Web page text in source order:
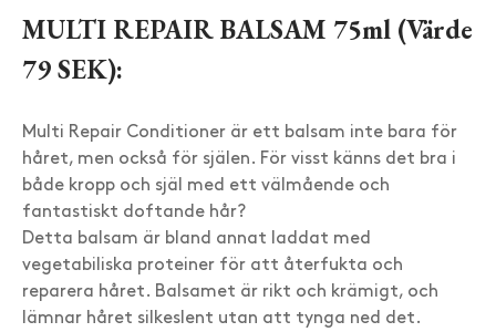
MULTI REPAIR BALSAM 75ml (Värde
79 SEK):
Multi Repair Conditioner är ett balsam inte bara för
håret, men också för själen. För visst känns det bra i
både kropp och själ med ett välmående och
fantastiskt doftande hår?
Detta balsam är bland annat laddat med
vegetabiliska proteiner för att återfukta och
reparera håret. Balsamet är rikt och krämigt, och
lämnar håret silkeslent utan att tynga ned det.